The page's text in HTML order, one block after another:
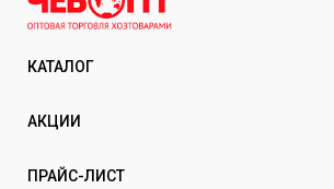
КАТАЛОГ
АКЦИИ
ПРАЙС-ЛИСТ